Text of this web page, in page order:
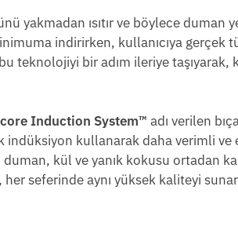
yakmadan ısıtır ve böylece duman
indirirken, kullanıcıya gerçek
teknolojiyi bir adım ileriye taşıyarak,
Induction System™ adı verilen
kullanarak daha verimli ve
kül ve yanık kokusu ortadan
, her seferinde aynı yüksek kaliteyi